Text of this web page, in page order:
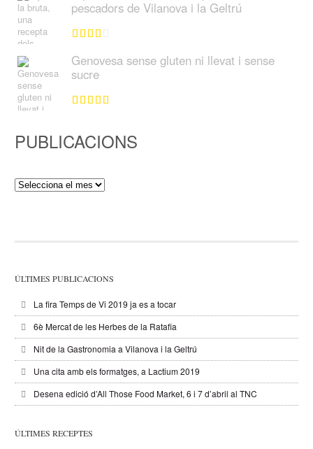
pescadors de Vilanova i la Geltrú
Genovesa sense gluten ni llevat i sense
sucre
PUBLICACIONS
Publicacions
ÚLTIMES PUBLICACIONS
La fira Temps de Vi 2019 ja es a tocar
6è Mercat de les Herbes de la Ratafia
Nit de la Gastronomia a Vilanova i la Geltrú
Una cita amb els formatges, a Lactium 2019
Desena edició d’All Those Food Market, 6 i 7 d’abril al TNC
ÚLTIMES RECEPTES